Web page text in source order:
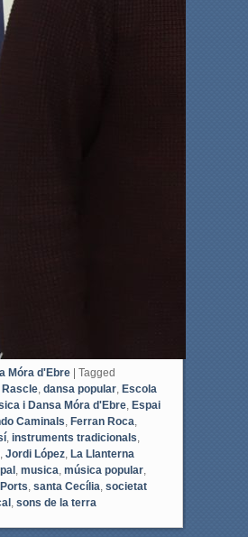
Móra d'Ebre
Tagged
, dansa popular, Escola
i Dansa Móra d'Ebre, Espai
Caminals, Ferran Roca,
, instruments tradicionals,
, Jordi López, La Llanterna
, musica, música popular,
, santa Cecília, societat
, sons de la terra